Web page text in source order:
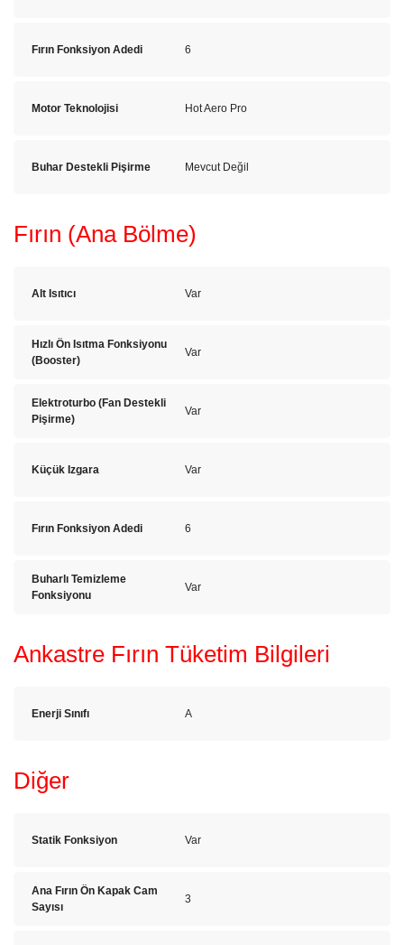
Fırın Fonksiyon Adedi 6
Motor Teknolojisi Hot Aero Pro
Buhar Destekli Pişirme Mevcut Değil
Fırın (Ana Bölme)
Alt Isıtıcı Var
Hızlı Ön Isıtma Fonksiyonu
(Booster)
Var
Elektroturbo (Fan Destekli
Pişirme)
Var
Küçük Izgara Var
Fırın Fonksiyon Adedi 6
Buharlı Temizleme
Fonksiyonu
Var
Ankastre Fırın Tüketim Bilgileri
Enerji Sınıfı A
Diğer
Statik Fonksiyon Var
Ana Fırın Ön Kapak Cam
Sayısı
3